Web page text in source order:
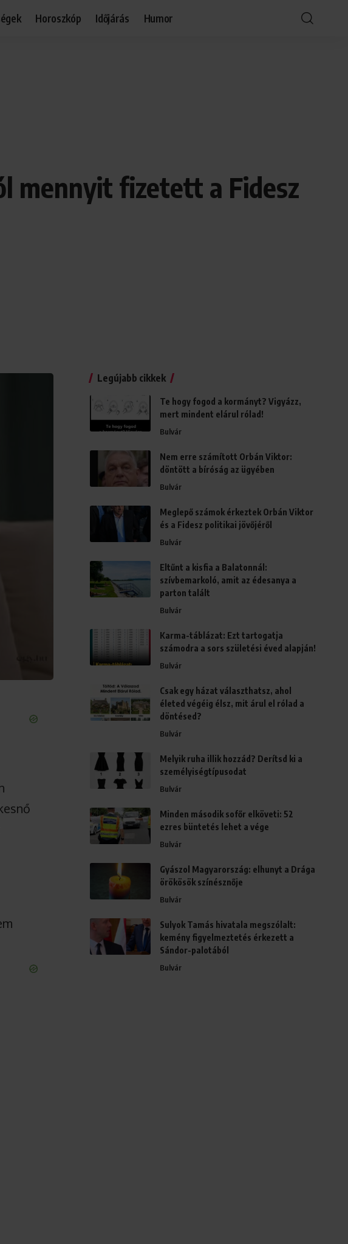
Horoszkóp Időjárás Humor
mennyit fizetett a Fidesz
Legújabb cikkek
Te hogy fogod a kormányt? Vigyázz,
mert mindent elárul rólad!
Bulvár
Nem erre számított Orbán Viktor:
döntött a bíróság az ügyében
Bulvár
Meglepő számok érkeztek Orbán Viktor
és a Fidesz politikai jövőjéről
Bulvár
Eltűnt a kisfia a Balatonnál:
szívbemarkoló, amit az édesanya a
parton talált
Bulvár
Karma-táblázat: Ezt tartogatja
számodra a sors születési éved alapján!
Bulvár
Csak egy házat választhatsz, ahol
életed végéig élsz, mit árul el rólad a
döntésed?
Bulvár
Melyik ruha illik hozzád? Derítsd ki a
személyiségtípusodat
Bulvár
Minden második sofőr elköveti: 52
ezres büntetés lehet a vége
Bulvár
Gyászol Magyarország: elhunyt a Drága
örökösök színésznője
Bulvár
Sulyok Tamás hivatala megszólalt:
kemény figyelmeztetés érkezett a
Sándor-palotából
Bulvár